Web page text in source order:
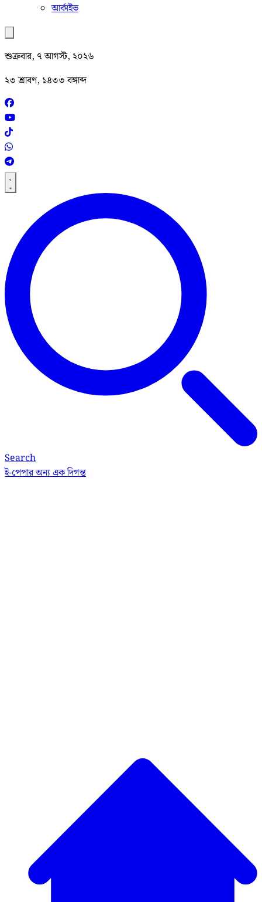
আর্কাইভ
শুক্রবার, ৭ আগস্ট, ২০২৬
২৩ শ্রাবণ, ১৪৩৩ বঙ্গাব্দ
Search
ই-পেপারঅন্য এক দিগন্ত